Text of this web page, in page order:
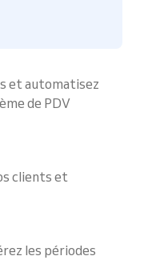
et automatisez
de PDV
clients et
les périodes